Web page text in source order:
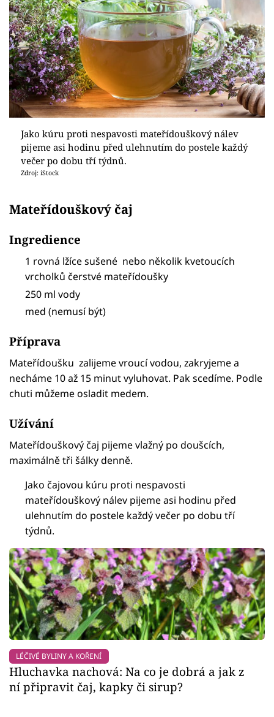
Jako kúru proti nespavosti mateřídouškový nálev
pijeme asi hodinu před ulehnutím do postele každý
večer po dobu tří týdnů.
Zdroj: iStock
Mateřídouškový čaj
Ingredience
1 rovná lžíce sušené nebo několik kvetoucích
vrcholků čerstvé mateřídoušky
250 ml vody
med (nemusí být)
Příprava
Mateřídoušku zalijeme vroucí vodou, zakryjeme a
necháme 10 až 15 minut vyluhovat. Pak scedíme. Podle
chuti můžeme osladit medem.
Užívání
Mateřídouškový čaj pijeme vlažný po doušcích,
maximálně tři šálky denně.
Jako čajovou kúru proti nespavosti
mateřídouškový nálev pijeme asi hodinu před
ulehnutím do postele každý večer po dobu tří
týdnů.
LÉČIVÉ BYLINY A KOŘENÍ
Hluchavka nachová: Na co je dobrá a jak z
ní připravit čaj, kapky či sirup?